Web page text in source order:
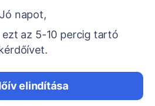
Jó napot,
az 5-10 percig tartó
elindítása